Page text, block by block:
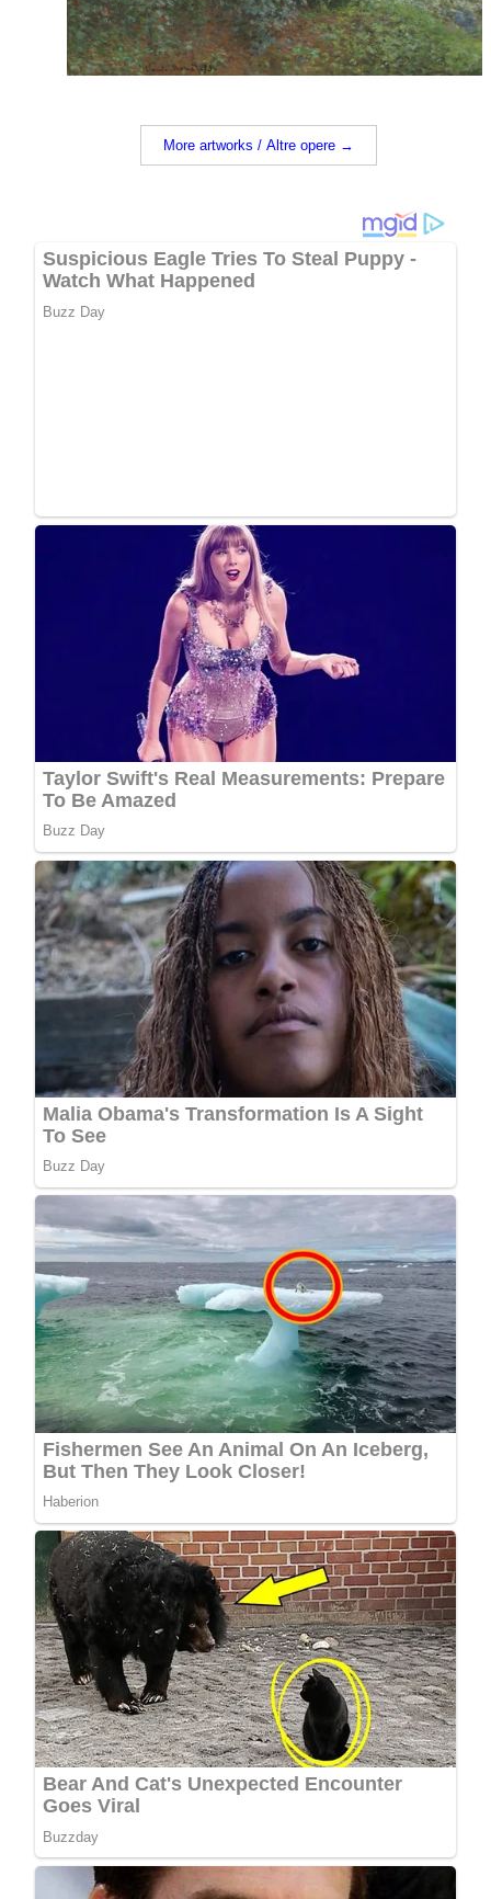
More artworks / Altre opere →